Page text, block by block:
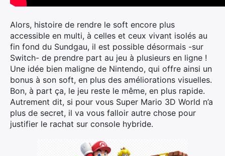
Alors, histoire de rendre le soft encore plus
accessible en multi, à celles et ceux vivant isolés au
fin fond du Sundgau, il est possible désormais -sur
Switch- de prendre part au jeu à plusieurs en ligne !
Une idée bien maligne de Nintendo, qui offre ainsi un
bonus à son soft, en plus des améliorations visuelles.
Bon, à part ça, le jeu reste le même, en plus rapide.
Autrement dit, si pour vous Super Mario 3D World n’a
plus de secret, il va vous falloir autre chose pour
justifier le rachat sur console hybride.